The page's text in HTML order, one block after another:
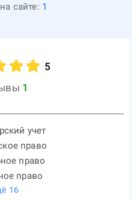
сайте: 1
5
1
учет
право
право
право
16